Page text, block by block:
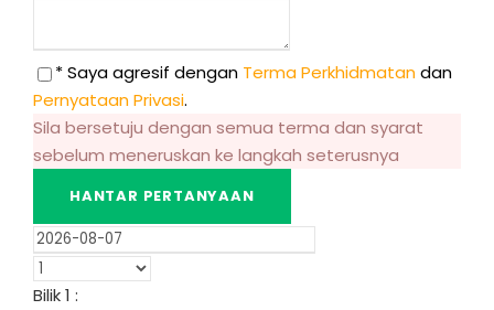
* Saya agresif dengan Terma Perkhidmatandan
Pernyataan Privasi.
Sila bersetuju dengan semua terma dan syarat
sebelum meneruskan ke langkah seterusnya
Bilik1 :